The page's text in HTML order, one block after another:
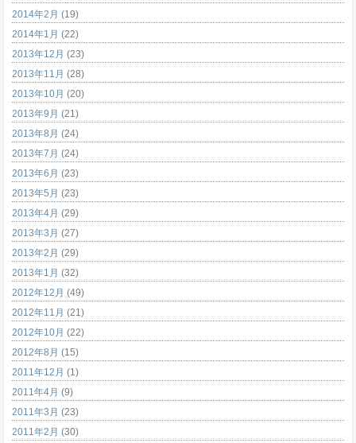
2014年2月 (19)
2014年1月 (22)
2013年12月 (23)
2013年11月 (28)
2013年10月 (20)
2013年9月 (21)
2013年8月 (24)
2013年7月 (24)
2013年6月 (23)
2013年5月 (23)
2013年4月 (29)
2013年3月 (27)
2013年2月 (29)
2013年1月 (32)
2012年12月 (49)
2012年11月 (21)
2012年10月 (22)
2012年8月 (15)
2011年12月 (1)
2011年4月 (9)
2011年3月 (23)
2011年2月 (30)